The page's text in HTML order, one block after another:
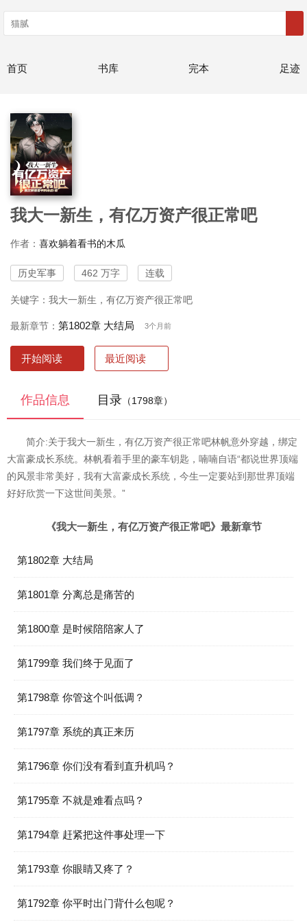
首页 书库 完本 足迹
我大一新生，有亿万资产很正常吧
作者： 喜欢躺着看书的木瓜
历史军事 462 万字 连载
关键字：我大一新生，有亿万资产很正常吧
最新章节： 第1802章 大结局 3个月前
开始阅读 最近阅读
作品信息 目录 （1798章）
简介:关于我大一新生，有亿万资产很正常吧林帆意外穿越，绑定
大富豪成长系统。林帆看着手里的豪车钥匙，喃喃自语“都说世界顶端
的风景非常美好，我有大富豪成长系统，今生一定要站到那世界顶端
好好欣赏一下这世间美景。”
《我大一新生，有亿万资产很正常吧》最新章节
第1802章 大结局
第1801章 分离总是痛苦的
第1800章 是时候陪陪家人了
第1799章 我们终于见面了
第1798章 你管这个叫低调？
第1797章 系统的真正来历
第1796章 你们没有看到直升机吗？
第1795章 不就是难看点吗？
第1794章 赶紧把这件事处理一下
第1793章 你眼睛又疼了？
第1792章 你平时出门背什么包呢？